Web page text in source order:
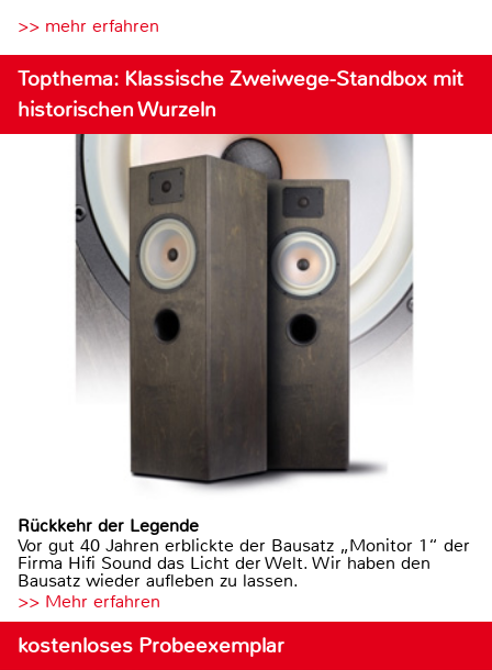
>> mehr erfahren
Topthema: Klassische Zweiwege-Standbox mit
historischen Wurzeln
Rückkehr der Legende
Vor gut 40 Jahren erblickte der Bausatz „Monitor 1“ der
Firma Hifi Sound das Licht der Welt. Wir haben den
Bausatz wieder aufleben zu lassen.
>> Mehr erfahren
kostenloses Probeexemplar